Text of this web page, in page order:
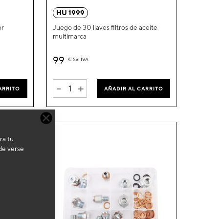
tu
verse
HU 1999
Juego de 30 llaves filtros de aceite
multimarca
99 € Sin IVA
- + AÑADIR AL CARRITO